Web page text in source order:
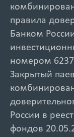
правила
Банком
номером
Закрытый
России в
фондов